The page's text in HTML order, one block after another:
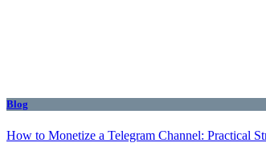
Blog
How to Monetize a Telegram Channel: Practical